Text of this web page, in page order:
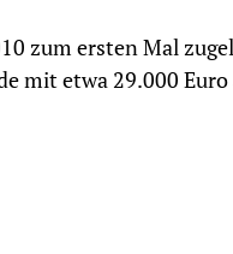
zum ersten Mal
mit etwa 29.000 Euro